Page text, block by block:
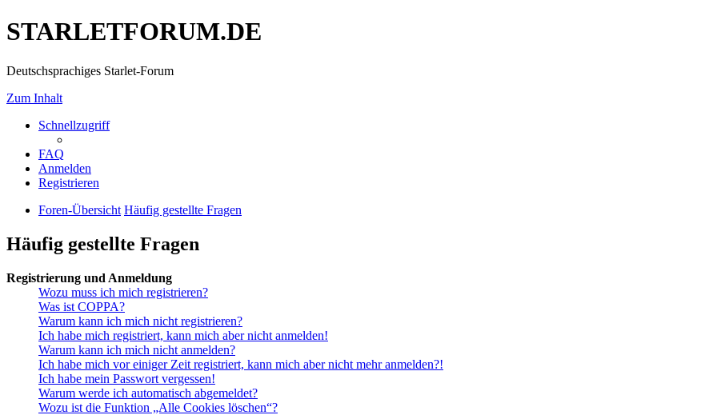
STARLETFORUM.DE
Deutschsprachiges Starlet-Forum
Zum Inhalt
Schnellzugriff
FAQ
Anmelden
Registrieren
Foren-Übersicht Häufig gestellte Fragen
Häufig gestellte Fragen
Registrierung und Anmeldung
Wozu muss ich mich registrieren?
Was ist COPPA?
Warum kann ich mich nicht registrieren?
Ich habe mich registriert, kann mich aber nicht anmelden!
Warum kann ich mich nicht anmelden?
Ich habe mich vor einiger Zeit registriert, kann mich aber nicht mehr anmelden?!
Ich habe mein Passwort vergessen!
Warum werde ich automatisch abgemeldet?
Wozu ist die Funktion „Alle Cookies löschen“?